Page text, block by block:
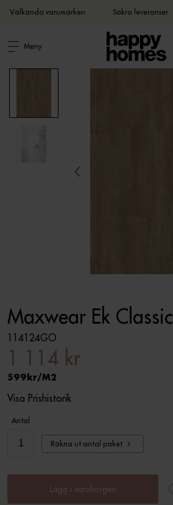
Välkända varumärken Säkra leveranser
Meny
Maxwear Ek Classic
114124GO
1 114 kr
599 M2
Visa Prishistorik
Antal
Räkna ut antal paket
Lägg i varukorgen